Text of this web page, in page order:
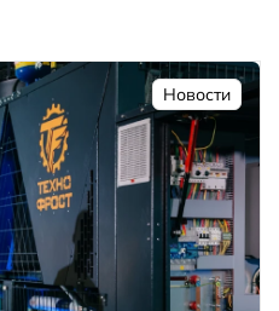
Новости